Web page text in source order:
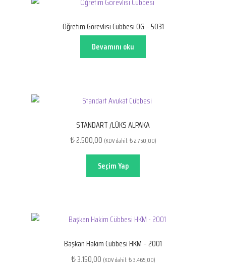
Öğretim Görevlisi Cübbesi OG – 5031
Devamını oku
STANDART /LÜKS ALPAKA
₺2.500,00 (KDV dahil: ₺2.750,00)
Seçim Yap
Başkan Hakim Cübbesi HKM – 2001
₺3.150,00 (KDV dahil: ₺3.465,00)